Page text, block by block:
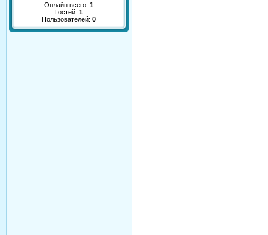
Онлайн всего: 1
Гостей: 1
Пользователей: 0